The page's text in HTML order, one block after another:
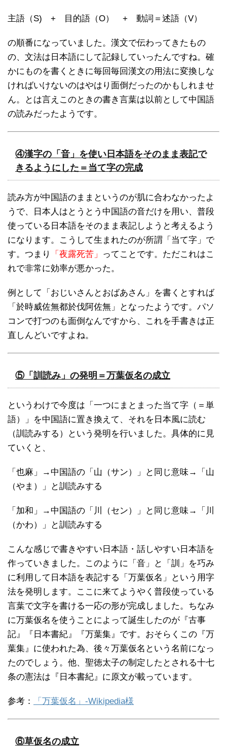
主語（S) + 目的語（O） + 動詞＝述語（V）
の順番になっていました。漢文で伝わってきたもの
の、文法は日本語にして記録していったんですね。確
かにものを書くときに毎回毎回漢文の用法に変換しな
ければいけないのはやはり面倒だったのかもしれませ
ん。とは言えこのときの書き言葉は以前として中国語
の読みだったようです。
④漢字の「音」を使い日本語をそのまま表記で
きるようにした＝当て字の完成
読み方が中国語のままというのが肌に合わなかったよ
うで、日本人はとうとう中国語の音だけを用い、普段
使っている日本語をそのまま表記しようと考えるよう
になります。こうして生まれたのが所謂「当て字」で
す。つまり
「夜露死苦」
ってことです。ただこれはこ
れで非常に効率が悪かった。
例として「おじいさんとおばあさん」を書くとすれば
「於時威佐無都於伐阿佐無」となったようです。パソ
コンで打つのも面倒なんですから、これを手書きは正
直しんどいですよね。
⑤「訓読み」の発明＝万葉仮名の成立
というわけで今度は「一つにまとまった当て字（＝単
語）」を中国語に置き換えて、それを日本風に読む
（訓読みする）という発明を行いました。具体的に見
ていくと、
「也麻」→中国語の「山（サン）」と同じ意味→「山
（やま）」と訓読みする
「加和」→中国語の「川（セン）」と同じ意味→「川
（かわ）」と訓読みする
こんな感じで書きやすい日本語・話しやすい日本語を
作っていきました。このように「音」と「訓」を巧み
に利用して日本語を表記する「万葉仮名」という用字
法を発明します。ここに来てようやく普段使っている
言葉で文字を書ける一応の形が完成しました。ちなみ
に万葉仮名を使うことによって誕生したのが『古事
記』『日本書紀』『万葉集』です。おそらくこの『万
葉集』に使われた為、後々万葉仮名という名前になっ
たのでしょう。他、聖徳太子の制定したとされる十七
条の憲法は『日本書紀』に原文が載っています。
参考： 「万葉仮名」-Wikipedia様
⑥草仮名の成立